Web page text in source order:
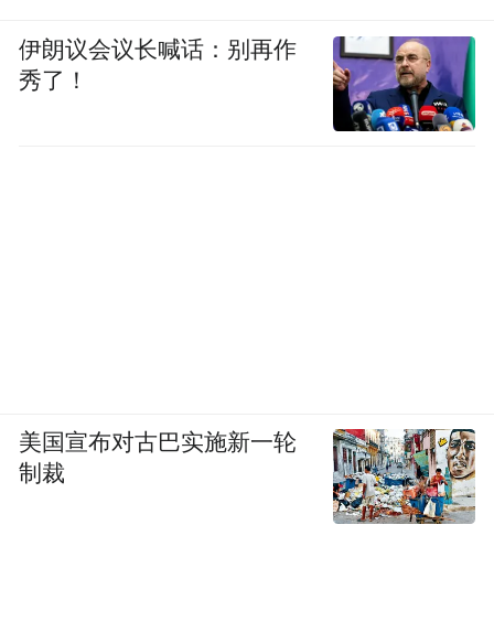
伊朗议会议长喊话：别再作
秀了！
美国宣布对古巴实施新一轮
制裁